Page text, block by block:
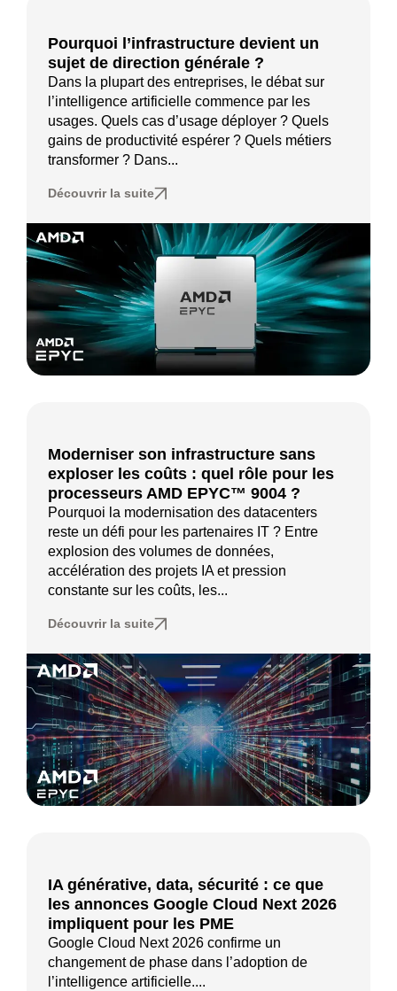
Pourquoi l’infrastructure devient un
sujet de direction générale ?
Dans la plupart des entreprises, le débat sur
l’intelligence artificielle commence par les
usages. Quels cas d’usage déployer ? Quels
gains de productivité espérer ? Quels métiers
transformer ? Dans...
Découvrir la suite
Moderniser son infrastructure sans
exploser les coûts : quel rôle pour les
processeurs AMD EPYC™ 9004 ?
Pourquoi la modernisation des datacenters
reste un défi pour les partenaires IT ? Entre
explosion des volumes de données,
accélération des projets IA et pression
constante sur les coûts, les...
Découvrir la suite
IA générative, data, sécurité : ce que
les annonces Google Cloud Next 2026
impliquent pour les PME
Google Cloud Next 2026 confirme un
changement de phase dans l’adoption de
l’intelligence artificielle....